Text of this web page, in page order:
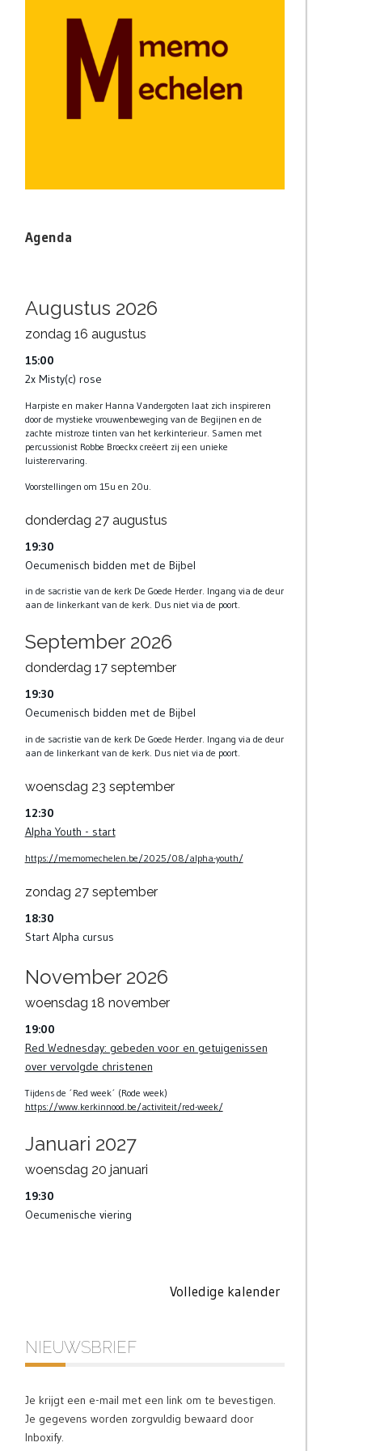
Agenda
Augustus 2026
zondag 16 augustus
15:00
2x Misty(c) rose
Harpiste en maker Hanna Vandergoten laat zich inspireren
door de mystieke vrouwenbeweging van de Begijnen en de
zachte mistroze tinten van het kerkinterieur. Samen met
percussionist Robbe Broeckx creëert zij een unieke
luisterervaring.
Voorstellingen om 15u en 20u.
donderdag 27 augustus
19:30
Oecumenisch bidden met de Bijbel
in de sacristie van de kerk De Goede Herder. Ingang via de deur
aan de linkerkant van de kerk. Dus niet via de poort.
September 2026
donderdag 17 september
19:30
Oecumenisch bidden met de Bijbel
in de sacristie van de kerk De Goede Herder. Ingang via de deur
aan de linkerkant van de kerk. Dus niet via de poort.
woensdag 23 september
12:30
Alpha Youth - start
https://memomechelen.be/2025/08/alpha-youth/
zondag 27 september
18:30
Start Alpha cursus
November 2026
woensdag 18 november
19:00
Red Wednesday: gebeden voor en getuigenissen
over vervolgde christenen
Tijdens de ´Red week´ (Rode week)
https://www.kerkinnood.be/activiteit/red-week/
Januari 2027
woensdag 20 januari
19:30
Oecumenische viering
Volledige kalender
NIEUWSBRIEF
Je krijgt een e-mail met een link om te bevestigen.
Je gegevens worden zorgvuldig bewaard door
Inboxify.